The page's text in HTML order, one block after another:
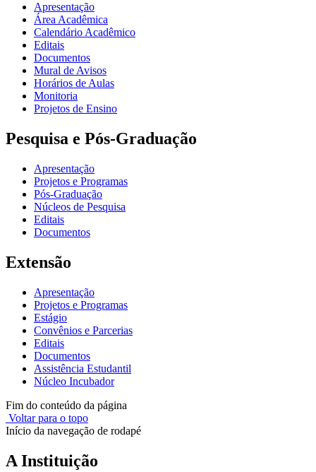
Apresentação
Área Acadêmica
Calendário Acadêmico
Editais
Documentos
Mural de Avisos
Horários de Aulas
Monitoria
Projetos de Ensino
Pesquisa e Pós-Graduação
Apresentação
Projetos e Programas
Pós-Graduação
Núcleos de Pesquisa
Editais
Documentos
Extensão
Apresentação
Projetos e Programas
Estágio
Convênios e Parcerias
Editais
Documentos
Assistência Estudantil
Núcleo Incubador
Fim do conteúdo da página
Voltar para o topo
Início da navegação de rodapé
A Instituição